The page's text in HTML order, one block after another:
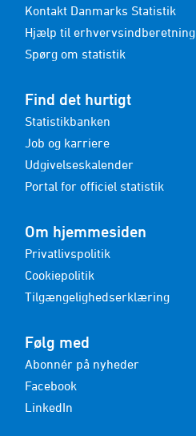
Kontakt Danmarks Statistik
Hjælp til erhvervsindberetning
Spørg om statistik
Find det hurtigt
Statistikbanken
Job og karriere
Udgivelseskalender
Portal for officiel statistik
Om hjemmesiden
Privatlivspolitik
Cookiepolitik
Tilgængelighedserklæring
Følg med
Abonnér på nyheder
Facebook
LinkedIn